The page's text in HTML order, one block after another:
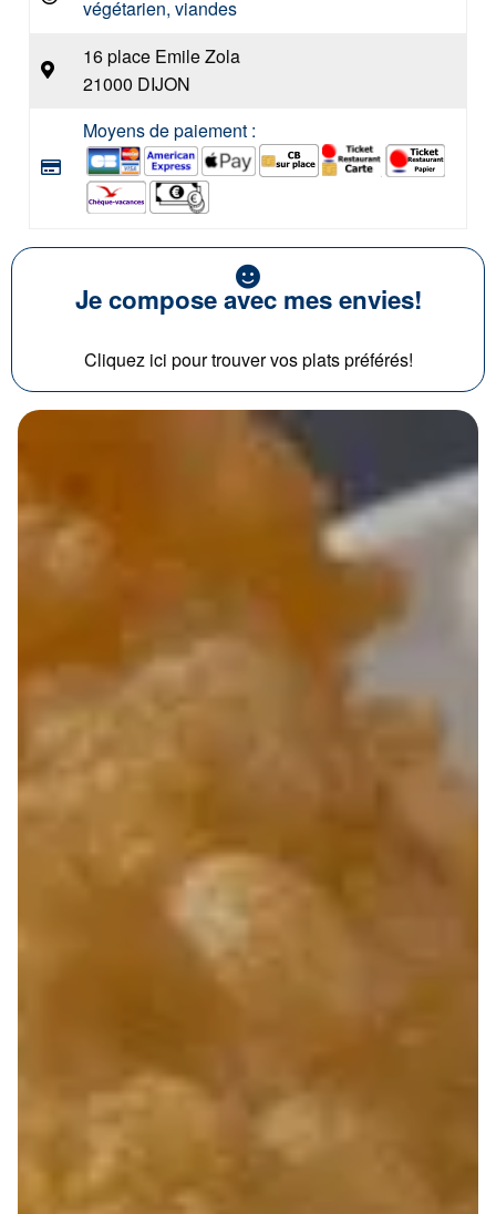
végétarien, viandes
16 place Emile Zola
21000 DIJON
Moyens de paiement :
Je compose avec mes envies!
Cliquez ici pour trouver vos plats préférés!